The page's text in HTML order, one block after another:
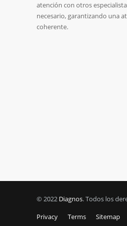
atención con otros
necesario, garantizando una
coherente.
© 2022 Diagnos. Todos los
Privacy
Terms Sitemap